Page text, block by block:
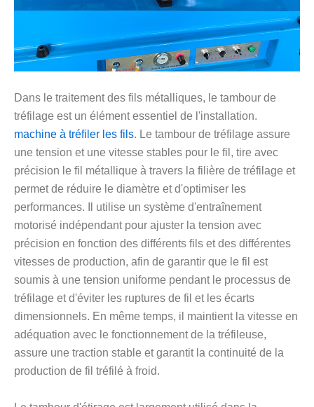
Dans le traitement des fils métalliques, le tambour de
tréfilage est un élément essentiel de l'installation.
machine à tréfiler les fils. Le tambour de tréfilage assure
une tension et une vitesse stables pour le fil, tire avec
précision le fil métallique à travers la filière de tréfilage et
permet de réduire le diamètre et d'optimiser les
performances. Il utilise un système d'entraînement
motorisé indépendant pour ajuster la tension avec
précision en fonction des différents fils et des différentes
vitesses de production, afin de garantir que le fil est
soumis à une tension uniforme pendant le processus de
tréfilage et d'éviter les ruptures de fil et les écarts
dimensionnels. En même temps, il maintient la vitesse en
adéquation avec le fonctionnement de la tréfileuse,
assure une traction stable et garantit la continuité de la
production de fil tréfilé à froid.